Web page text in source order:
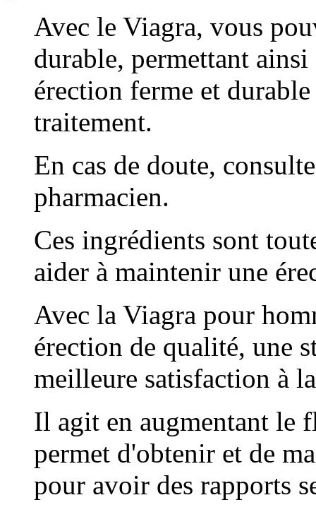
Avec le Viagra, vous
durable, permettant
érection ferme et
traitement.
En cas de doute,
pharmacien.
Ces ingrédients sont
aider à maintenir une
Avec la Viagra pour
érection de qualité, une
meilleure satisfaction à
Il agit en augmentant le
permet d'obtenir et de
pour avoir des rapports